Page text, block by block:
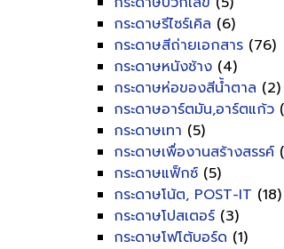
กระดาษรีไซร์เคิล (6)
กระดาษสีถ่ายเอกสาร (76)
กระดาษหนังช้าง (4)
กระดาษห่อของสีน้ำตาล (2)
กระดาษอาร์ตมัน,อาร์ตแก้ว
กระดาษเทา (5)
กระดาษเพื่องานสร้างสรรค์
กระดาษแฟ็กซ์ (5)
กระดาษโน้ต, POST-IT (18)
กระดาษโปสเตอร์ (3)
กระดาษโฟโต้บอร์ด (1)